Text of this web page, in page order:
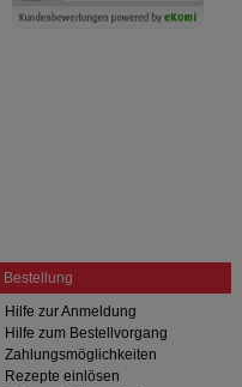
Bestellung
Hilfe zur Anmeldung
Hilfe zum Bestellvorgang
Zahlungsmöglichkeiten
Rezepte einlösen